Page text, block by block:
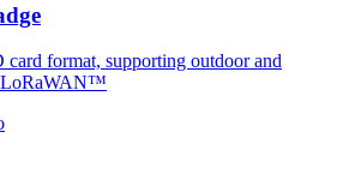
format, supporting outdoor and
LoRaWAN™